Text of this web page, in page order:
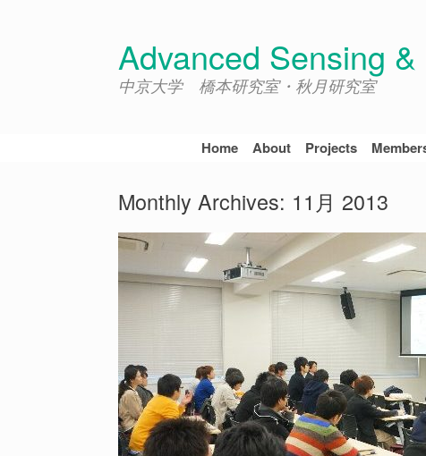
Advanced Sensing
中京大学 橋本研究室・秋月研究室
Home About Projects
Monthly Archives: 11月 2013